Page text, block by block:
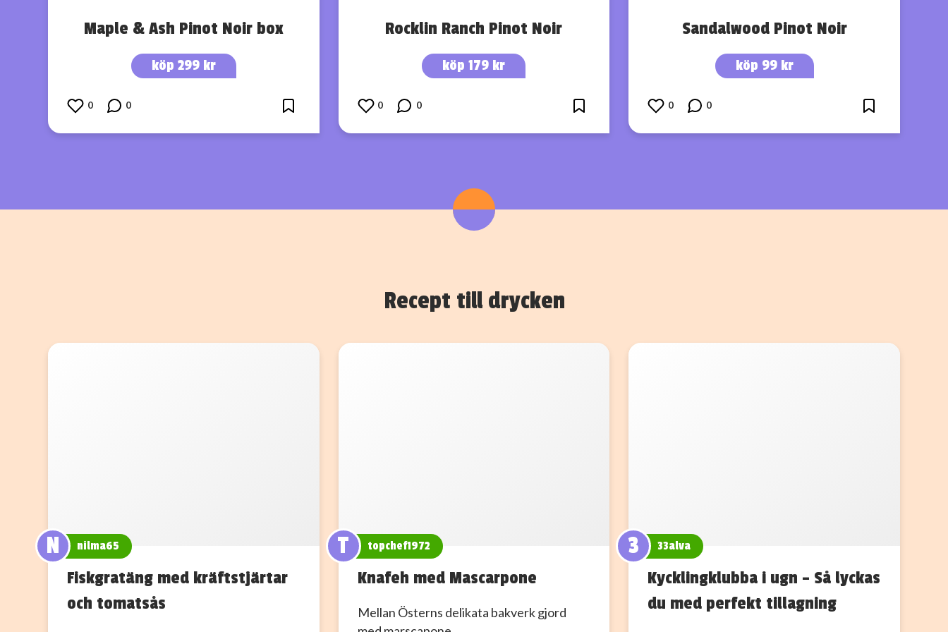
Maple & Ash Pinot Noir box
köp 299 kr
0 0
Rocklin Ranch Pinot Noir
köp 179 kr
0 0
Sandalwood Pinot Noir
köp 99 kr
0 0
Recept till drycken
N nilma65
Fiskgratäng med kräftstjärtar
och tomatsås
T topchef1972
Knafeh med Mascarpone
Mellan Österns delikata bakverk gjord
3 33alva
Kycklingklubba i ugn – Så lyckas
du med perfekt tillagning